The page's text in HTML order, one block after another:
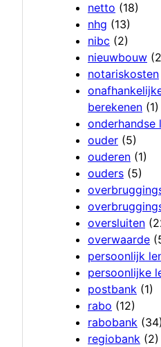
netto (18)
nhg (13)
nibc (2)
nieuwbouw
notariskosten
berekenen (1)
onderhandse
ouder (5)
ouderen (1)
ouders (5)
oversluiten
overwaarde
persoonlijk
persoonlijke
postbank (1)
rabo (12)
rabobank (34)
regiobank (2)